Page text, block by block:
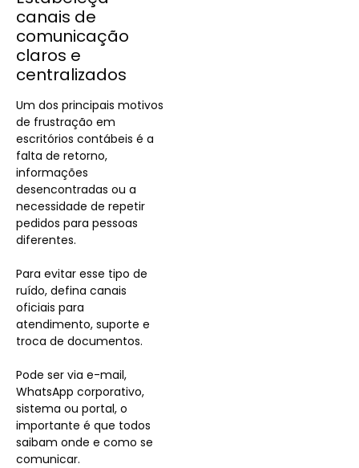
canais de
comunicação
claros e
centralizados
Um dos principais motivos
de frustração em
escritórios contábeis é a
falta de retorno,
informações
desencontradas ou a
necessidade de repetir
pedidos para pessoas
diferentes.
Para evitar esse tipo de
ruído, defina canais
oficiais para
atendimento, suporte e
troca de documentos.
Pode ser via e-mail,
WhatsApp corporativo,
sistema ou portal, o
importante é que todos
saibam onde e como se
comunicar.